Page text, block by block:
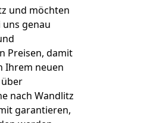
und möchten
uns genau
Preisen, damit
Ihrem neuen
nach Wandlitz
garantieren,